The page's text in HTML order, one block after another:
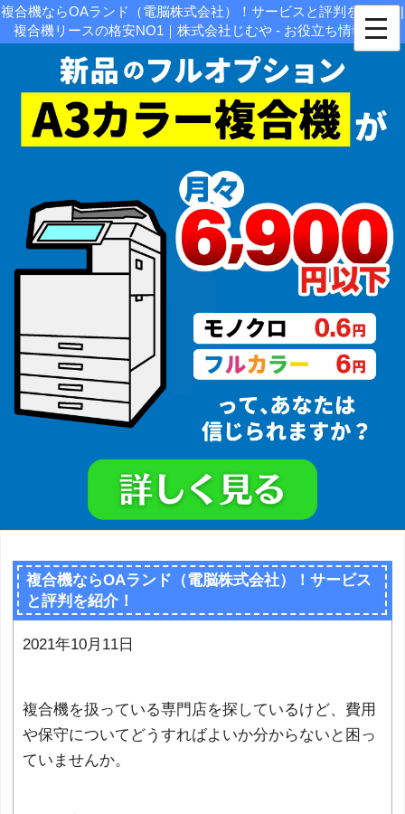
複合機ならOAランド（電脳株式会社）！サービスと評判を紹介！|
複合機リースの格安NO1｜株式会社じむや - お役立ち情報関連
複合機ならOAランド（電脳株式会社）！サービス
と評判を紹介！
2021年10月11日
複合機を扱っている専門店を探しているけど、費用
や保守についてどうすればよいか分からないと困っ
ていませんか。